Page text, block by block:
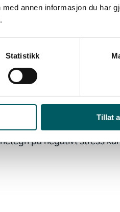
annen informasjon du har
Statistikk
Tillat
på negativt stress